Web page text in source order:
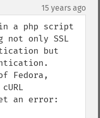
15 years ago
in a php script
not only SSL
but
Fedora,
an error: